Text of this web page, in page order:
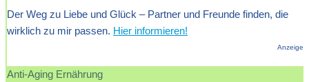
und
Therapie
Der Weg zu Liebe und Glück – Partner und Freunde finden, die
wirklich zu mir passen. Hier informieren!
Anzeige
Anti-Aging Ernährung